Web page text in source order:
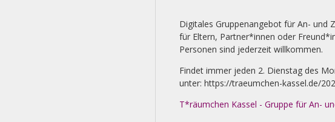
Digitales Gruppenangebot für An- und
für Eltern, Partner*innen oder
Personen sind jederzeit willkommen.
Findet immer jeden 2. Dienstag des
unter: https://traeumchen-kassel.de/
More
T*räumchen Kassel - Gruppe für An-